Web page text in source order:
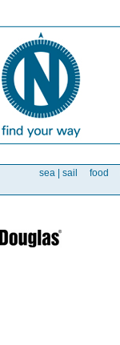
sea | sail food